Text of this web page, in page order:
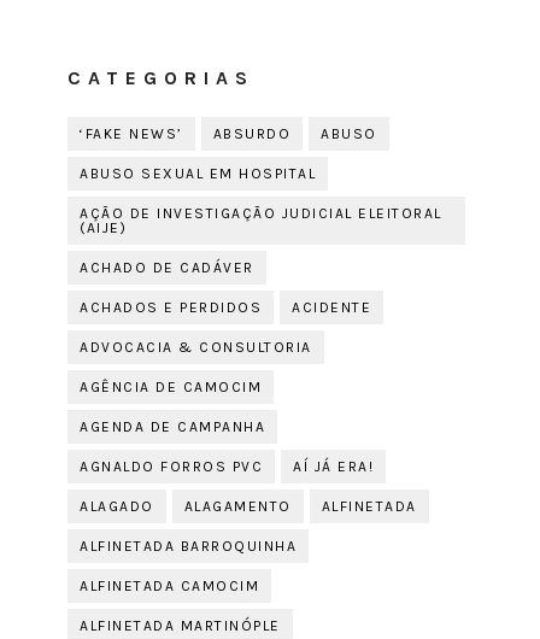
CATEGORIAS
‘FAKE NEWS’ ABSURDO ABUSO
ABUSO SEXUAL EM HOSPITAL
AÇÃO DE INVESTIGAÇÃO JUDICIAL ELEITORAL
(AIJE)
ACHADO DE CADÁVER
ACHADOS E PERDIDOS ACIDENTE
ADVOCACIA & CONSULTORIA
AGÊNCIA DE CAMOCIM
AGENDA DE CAMPANHA
AGNALDO FORROS PVC AÍ JÁ ERA!
ALAGADO ALAGAMENTO ALFINETADA
ALFINETADA BARROQUINHA
ALFINETADA CAMOCIM
ALFINETADA MARTINÓPLE